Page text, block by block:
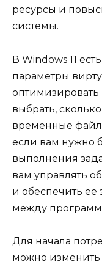
ресурсы и
системы.
В Windows 11
параметры
выбрать,
временные
если вам нужно
выполнения
вам управлять
и обеспечить
между
Для начала
можно изменить